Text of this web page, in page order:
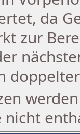
da
zur
nicht